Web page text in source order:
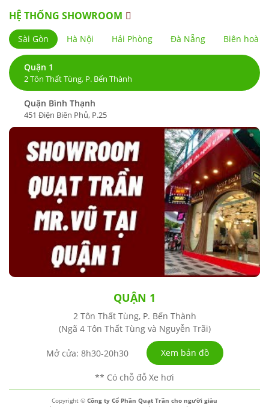
HỆ THỐNG SHOWROOM
Sài Gòn Hà Nội Hải Phòng Đà Nẵng Biên hoà
Quận 1
2 Tôn Thất Tùng, P. Bến Thành
Quận Bình Thạnh
451 Điện Biên Phủ, P.25
QUẬN 1
2 Tôn Thất Tùng, P. Bến Thành
(Ngã 4 Tôn Thất Tùng và Nguyễn Trãi)
Mở cửa: 8h30-20h30 Xem bản đồ
** Có chỗ đỗ Xe hơi
Copyright © Công ty Cổ Phần Quạt Trần cho người giàu